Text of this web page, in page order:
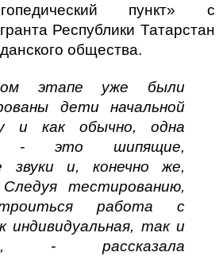
пункт» с
Республики Татарстан
общества.
этапе уже были
дети начальной
и как обычно, одна
- это шипящие,
звуки и, конечно же,
тестированию,
работа с
индивидуальная, так и
- рассказала